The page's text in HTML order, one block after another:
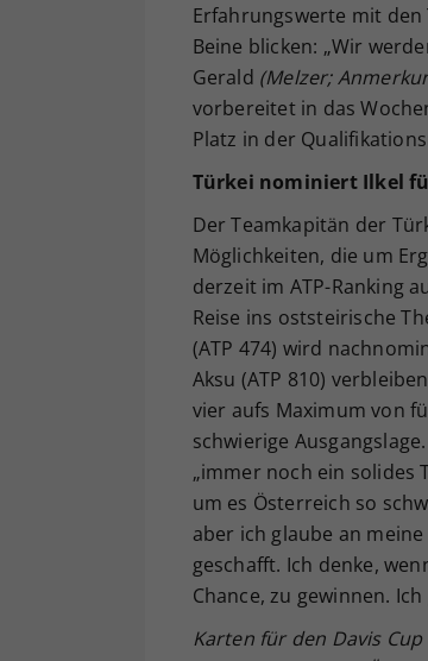
Erfahrungswerte mit
Beine blicken: „Wir
Gerald (Melzer;
vorbereitet in das
Platz in der
Türkei nominiert Ilkel
Der Teamkapitän der
Möglichkeiten, die um
derzeit im ATP-Ranking
Reise ins oststeirische
(ATP 474) wird
Aksu (ATP 810)
vier aufs Maximum von
schwierige
„immer noch ein solides
um es Österreich so
aber ich glaube an
geschafft. Ich denke,
Chance, zu gewinnen.
Karten für den Davis Cup